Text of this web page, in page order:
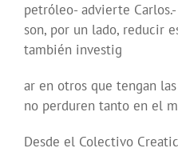
petróleo- advierte
son, por un lado, reducir
también investig
ar en otros que tengan
no perduren tanto en el
Desde el Colectivo